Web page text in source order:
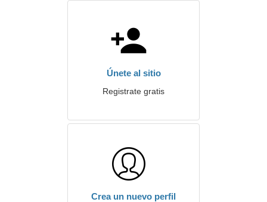
Únete al sitio
Registrate gratis
Crea un nuevo perfil